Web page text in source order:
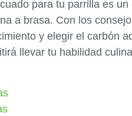
para tu parrilla es
a brasa. Con los
y elegir el carbón
llevar tu habilidad